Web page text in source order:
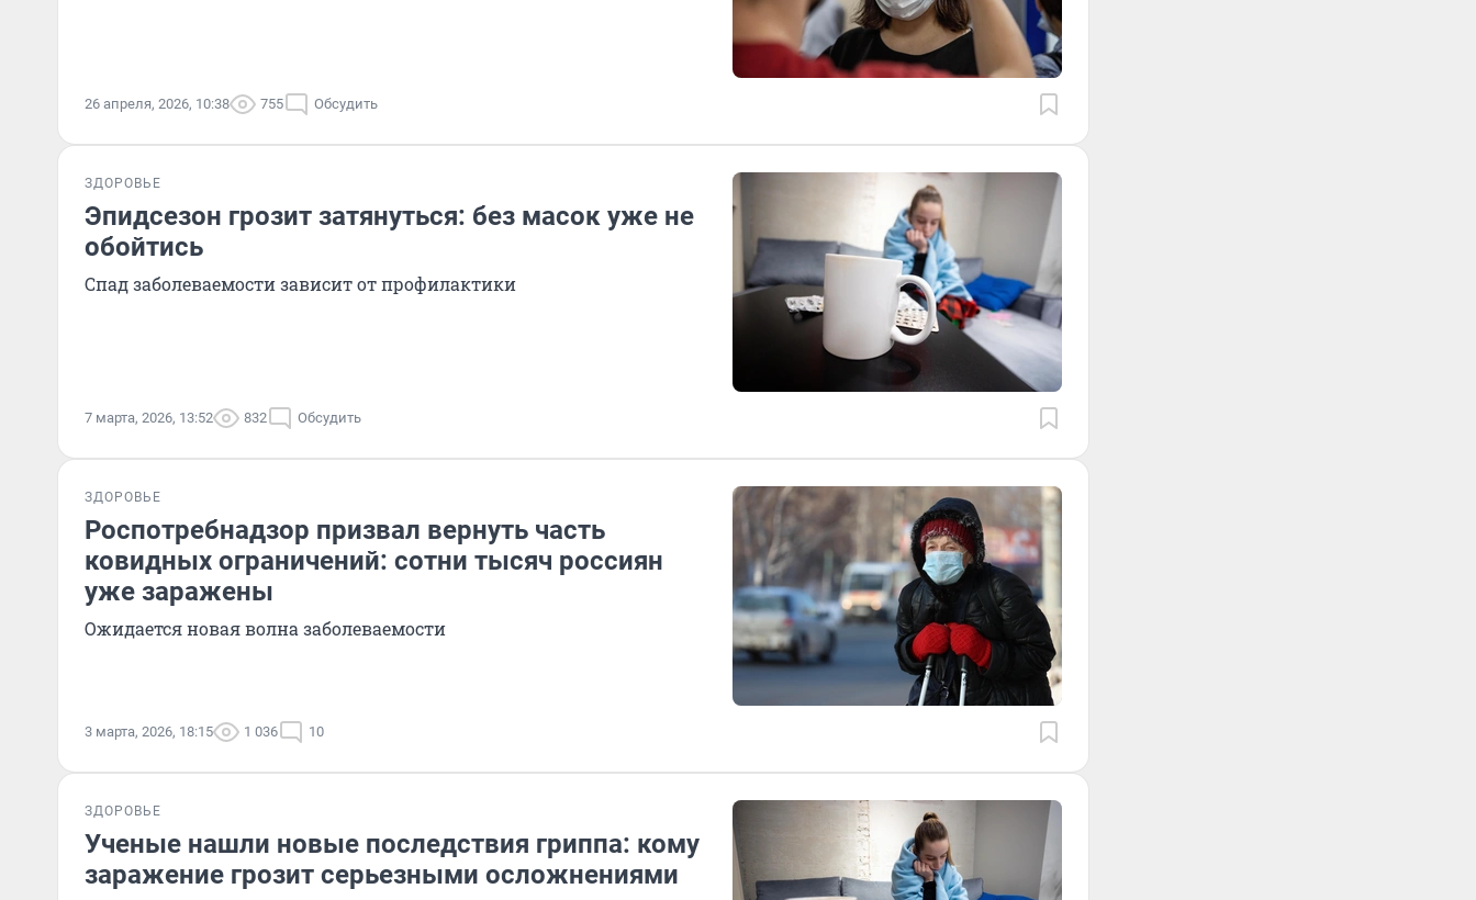
26 апреля, 2026, 10:38 755 Обсудить
ЗДОРОВЬЕ
Эпидсезон грозит затянуться: без масок уже не
обойтись
Спад заболеваемости зависит от профилактики
7 марта, 2026, 13:52 832 Обсудить
ЗДОРОВЬЕ
Роспотребнадзор призвал вернуть часть
ковидных ограничений: сотни тысяч россиян
уже заражены
Ожидается новая волна заболеваемости
3 марта, 2026, 18:15 1 036 10
ЗДОРОВЬЕ
Ученые нашли новые последствия гриппа: кому
заражение грозит серьезными осложнениями